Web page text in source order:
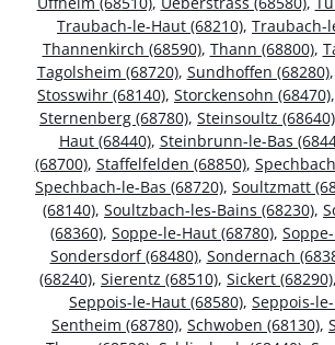
Traubach-le-Haut (68210), Traubach-
Thannenkirch (68590), Thann (68800),
Tagolsheim (68720), Sundhoffen (68280),
Stosswihr (68140), Storckensohn (68470),
Sternenberg (68780), Steinsoultz (68640)
Haut (68440), Steinbrunn-le-Bas
(68700), Staffelfelden (68850),
Spechbach-le-Bas (68720), Soultzmatt
(68140), Soultzbach-les-Bains (68230),
(68360), Soppe-le-Haut (68780),
Sondersdorf (68480), Sondernach
(68240), Sierentz (68510), Sickert (68290),
Seppois-le-Haut (68580), Seppois-
Sentheim (68780), Schwoben (68130),